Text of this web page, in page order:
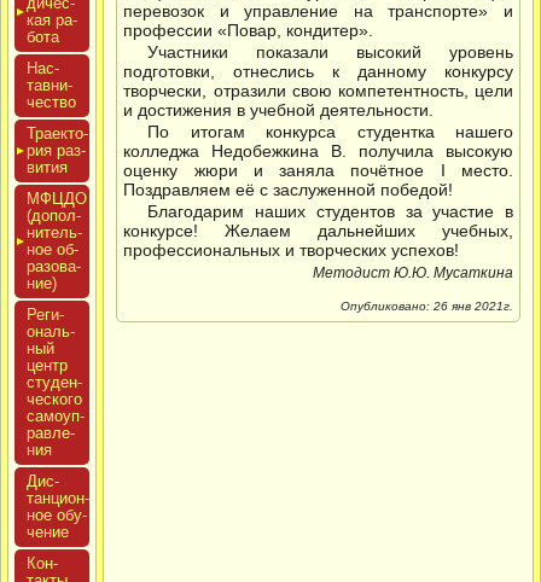
кая ра­
бота
Нас­
тавни­
чес­тво
Тра­ек­то­
рия раз­
ви­тия
МФЦДО
(до­пол­
ни­тель­
ное об­
ра­зова­
ние)
Реги­
ональ­
ный
центр
сту­ден­
ческо­го
са­мо­уп­
равле­
ния
Дис­
танци­он­
ное обу­
чение
Кон­
перевозок и управление на транспорте» и
профессии «Повар, кондитер».
Участники показали высокий уровень
подготовки, отнеслись к данному конкурсу
творчески, отразили свою компетентность, цели
и достижения в учебной деятельности.
По итогам конкурса студентка нашего
колледжа Недобежкина В. получила высокую
оценку жюри и заняла почётное I место.
Поздравляем её с заслуженной победой!
Благодарим наших студентов за участие в
конкурсе! Желаем дальнейших учебных,
профессиональных и творческих успехов!
Методист Ю.Ю. Мусаткина
Опубликовано: 26 янв 2021г.